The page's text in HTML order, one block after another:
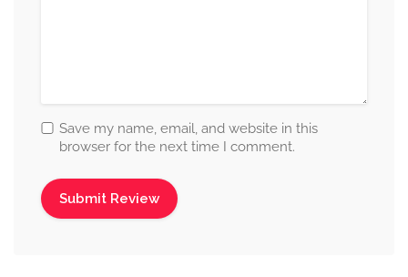
Save my name, email, and website in this
browser for the next time I comment.